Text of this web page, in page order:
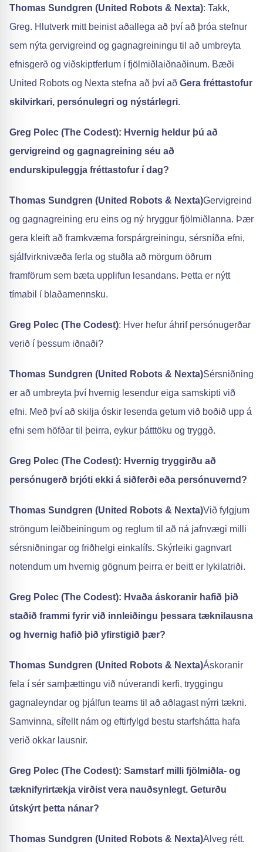
Thomas Sundgren (United Robots & Nexta): Takk,
Greg. Hlutverk mitt beinist aðallega að því að þróa stefnur
sem nýta gervigreind og gagnagreiningu til að umbreyta
efnisgerð og viðskiptferlum í fjölmiðlaiðnaðinum. Bæði
United Robots og Nexta stefna að því að Gera fréttastofur
skilvirkari, persónulegri og nýstárlegri.
Greg Polec (The Codest): Hvernig heldur þú að
gervigreind og gagnagreining séu að
endurskipuleggja fréttastofur í dag?
Thomas Sundgren (United Robots & Nexta)Gervigreind
og gagnagreining eru eins og ný hryggur fjölmiðlanna. Þær
gera kleift að framkvæma forspárgreiningu, sérsníða efni,
sjálfvirknivæða ferla og stuðla að mörgum öðrum
framförum sem bæta upplifun lesandans. Þetta er nýtt
tímabil í blaðamennsku.
Greg Polec (The Codest): Hver hefur áhrif persónugerðar
verið í þessum iðnaði?
Thomas Sundgren (United Robots & Nexta)Sérsniðning
er að umbreyta því hvernig lesendur eiga samskipti við
efni. Með því að skilja óskir lesenda getum við boðið upp á
efni sem höfðar til þeirra, eykur þátttöku og tryggð.
Greg Polec (The Codest): Hvernig tryggirðu að
persónugerð brjóti ekki á siðferði eða persónuvernd?
Thomas Sundgren (United Robots & Nexta)Við fylgjum
ströngum leiðbeiningum og reglum til að ná jafnvægi milli
sérsniðningar og friðhelgi einkalífs. Skýrleiki gagnvart
notendum um hvernig gögnum þeirra er beitt er lykilatriði.
Greg Polec (The Codest): Hvaða áskoranir hafið þið
staðið frammi fyrir við innleiðingu þessara tæknilausna
og hvernig hafið þið yfirstigið þær?
Thomas Sundgren (United Robots & Nexta)Áskoranir
fela í sér samþættingu við núverandi kerfi, tryggingu
gagnaleyndar og þjálfun teams til að aðlagast nýrri tækni.
Samvinna, sífellt nám og eftirfylgd bestu starfshátta hafa
verið okkar lausnir.
Greg Polec (The Codest): Samstarf milli fjölmiðla- og
tæknifyrirtækja virðist vera nauðsynlegt. Geturðu
útskýrt þetta nánar?
Thomas Sundgren (United Robots & Nexta)Alveg rétt.